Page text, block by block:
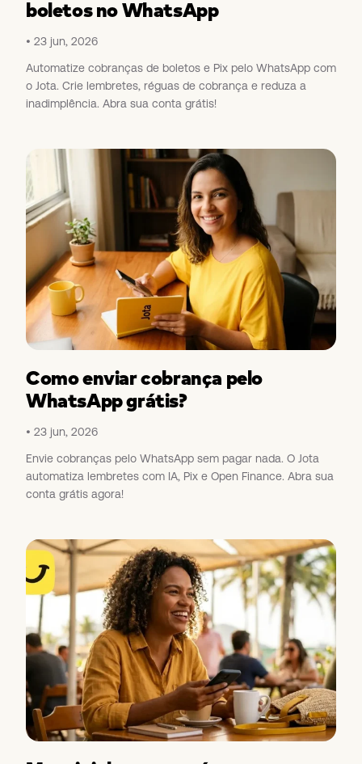
boletos no WhatsApp
23 jun, 2026
Automatize cobranças de boletos e Pix pelo WhatsApp com
o Jota. Crie lembretes, réguas de cobrança e reduza a
inadimplência. Abra sua conta grátis!
Como enviar cobrança pelo
WhatsApp grátis?
23 jun, 2026
Envie cobranças pelo WhatsApp sem pagar nada. O Jota
automatiza lembretes com IA, Pix e Open Finance. Abra sua
conta grátis agora!